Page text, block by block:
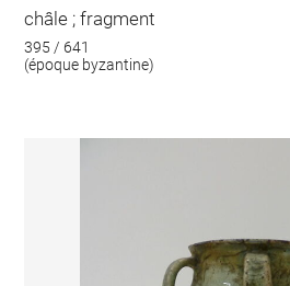
châle ; fragment
395 / 641
(époque byzantine)